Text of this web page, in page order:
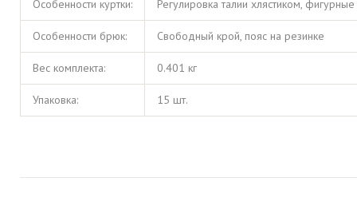
Особенности куртки: Регулировка талии хлястиком,
Особенности брюк: Свободный крой, пояс на резинке
Вес комплекта: 0.401 кг
Упаковка: 15 шт.